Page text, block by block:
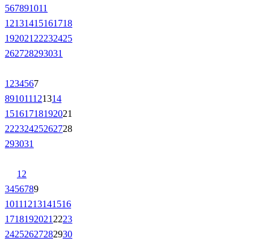
567891011
12131415161718
192021 22232425
262728293031
1 234567
891011121314
15161718192021
22232425262728
293031
1 2
3456789
10111213141516
1718192021 2223
24252627282930